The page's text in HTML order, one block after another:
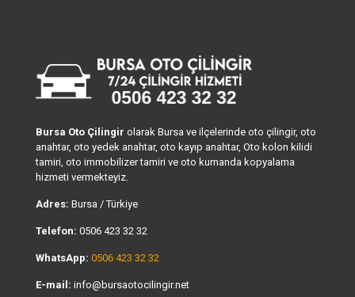
Bursa Oto Çilingir olarak Bursa ve ilçelerinde oto çilingir, oto
anahtar, oto yedek anahtar, oto kayıp anahtar, Oto kolon kilidi
tamiri, oto immobilizer tamiri ve oto kumanda kopyalama
hizmeti vermekteyiz.
Adres: Bursa / Türkiye
Telefon: 0506 423 32 32
WhatsApp: 0506 423 32 32
E-mail: info@bursaotocilingir.net